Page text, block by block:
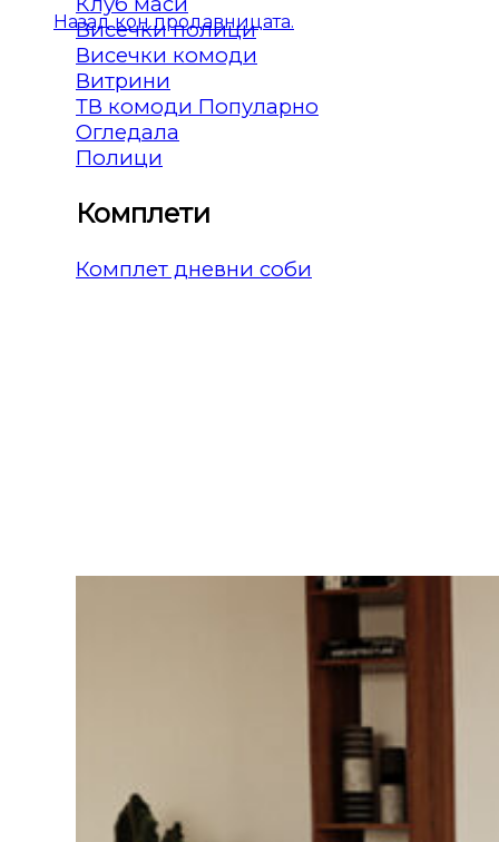
Назад кон продавницата.
Висечки полици
Висечки комоди
Витрини
ТВ комоди
Огледала
Полици
Комплети
Комплет дневни соби